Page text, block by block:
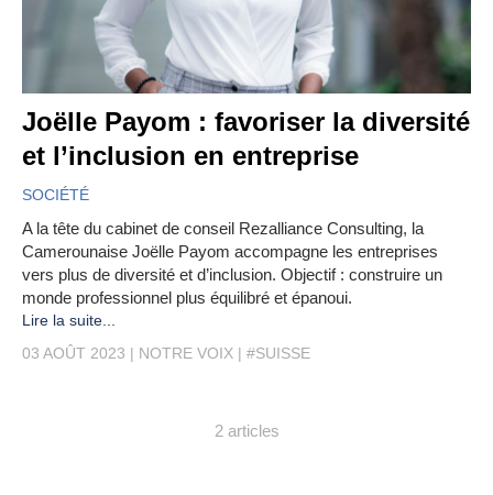
Joëlle Payom : favoriser la diversité
et l’inclusion en entreprise
SOCIÉTÉ
A la tête du cabinet de conseil Rezalliance Consulting, la
Camerounaise Joëlle Payom accompagne les entreprises
vers plus de diversité et d’inclusion. Objectif : construire un
monde professionnel plus équilibré et épanoui.
Lire la suite...
03 AOÛT 2023
NOTRE VOIX #SUISSE
2 articles